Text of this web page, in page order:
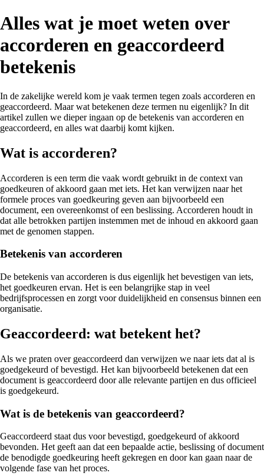
Alles wat je moet weten over
accorderen en geaccordeerd
betekenis
In de zakelijke wereld kom je vaak termen tegen zoals accorderen en
geaccordeerd. Maar wat betekenen deze termen nu eigenlijk? In dit
artikel zullen we dieper ingaan op de betekenis van accorderen en
geaccordeerd, en alles wat daarbij komt kijken.
Wat is accorderen?
Accorderen is een term die vaak wordt gebruikt in de context van
goedkeuren of akkoord gaan met iets. Het kan verwijzen naar het
formele proces van goedkeuring geven aan bijvoorbeeld een
document, een overeenkomst of een beslissing. Accorderen houdt in
dat alle betrokken partijen instemmen met de inhoud en akkoord gaan
met de genomen stappen.
Betekenis van accorderen
De betekenis van accorderen is dus eigenlijk het bevestigen van iets,
het goedkeuren ervan. Het is een belangrijke stap in veel
bedrijfsprocessen en zorgt voor duidelijkheid en consensus binnen een
organisatie.
Geaccordeerd: wat betekent het?
Als we praten over geaccordeerd dan verwijzen we naar iets dat al is
goedgekeurd of bevestigd. Het kan bijvoorbeeld betekenen dat een
document is geaccordeerd door alle relevante partijen en dus officieel
is goedgekeurd.
Wat is de betekenis van geaccordeerd?
Geaccordeerd staat dus voor bevestigd, goedgekeurd of akkoord
bevonden. Het geeft aan dat een bepaalde actie, beslissing of document
de benodigde goedkeuring heeft gekregen en door kan gaan naar de
volgende fase van het proces.